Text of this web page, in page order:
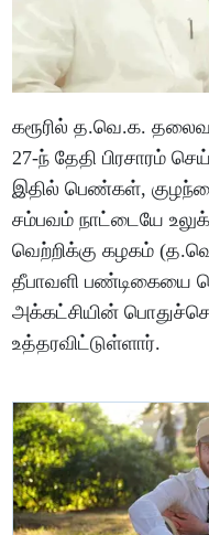
கரூரில் த.வெ.க.
27-ந் தேதி பிரசாரம்
இதில் பெண்கள்,
சம்பவம் நாட்டையே
வெற்றிக்கு கழகம்
தீபாவளி
அக்கட்சியின்
உத்தரவிட்டுள்ளார்.